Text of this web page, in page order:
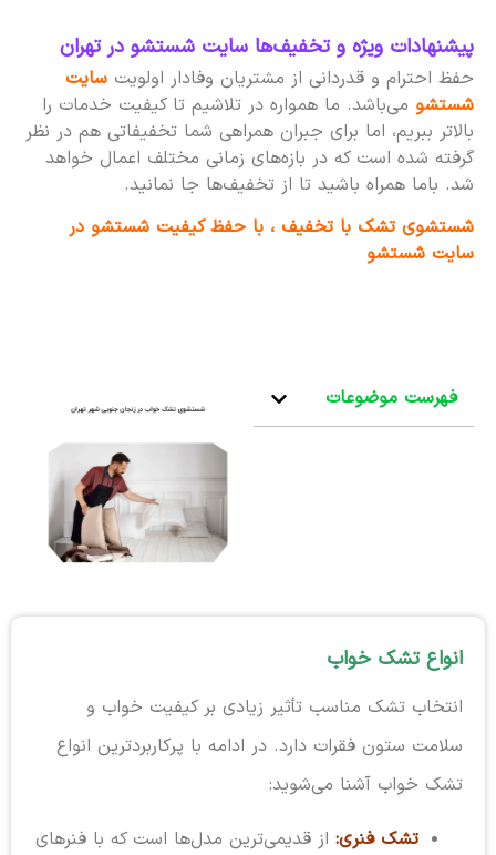
پیشنهادات ویژه و تخفیف‌ها سایت شستشو در تهران
حفظ احترام و قدردانی از مشتریان وفادار اولویت سایت
شستشومی‌باشد. ما همواره در تلاشیم تا کیفیت خدمات را
بالاتر ببریم، اما برای جبران همراهی شما تخفیفاتی هم در نظر
گرفته شده است که در بازه‌های زمانی مختلف اعمال خواهد
شد. باما همراه باشید تا از تخفیف‌ها جا نمانید.
شستشوی تشک با تخفیف ، با حفظ کیفیت شستشو در
سایت شستشو
فهرست موضوعات
انواع تشک خواب
انتخاب تشک مناسب تأثیر زیادی بر کیفیت خواب و
سلامت ستون فقرات دارد. در ادامه با پرکاربردترین انواع
تشک خواب آشنا می‌شوید:
تشک فنری:از قدیمی‌ترین مدل‌ها است که با فنرهای